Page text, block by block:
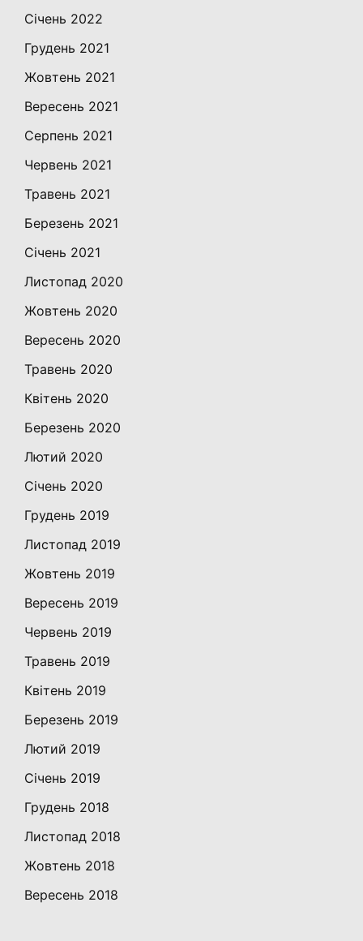
Січень 2022
Грудень 2021
Жовтень 2021
Вересень 2021
Серпень 2021
Червень 2021
Травень 2021
Березень 2021
Січень 2021
Листопад 2020
Жовтень 2020
Вересень 2020
Травень 2020
Квітень 2020
Березень 2020
Лютий 2020
Січень 2020
Грудень 2019
Листопад 2019
Жовтень 2019
Вересень 2019
Червень 2019
Травень 2019
Квітень 2019
Березень 2019
Лютий 2019
Січень 2019
Грудень 2018
Листопад 2018
Жовтень 2018
Вересень 2018